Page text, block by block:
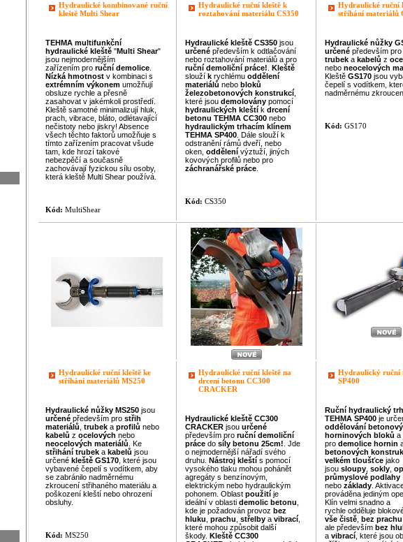
Hydraulické kombinované ruční
kleště Multi Shear
TEHMA multifunkční
hydraulické kleště "Multi Shear"
jsou nejmodernějším
zařízením pro ruční demolice
Nízká hmotnost v kombinaci s
extrémním výkonem umožňují
obsluze rychle a přesně
zasahovat v jakémkoli prostředí.
Kleště samotné minimalizují hluk,
prach, vibrace, bláto, odlétavající
nečistoty nebo jiskry! Absence
všech těchto faktorů umožňuje s
tímto zařízením pracovat všude
tam, kde hrozí takové
nebezpěčí a současně
zachovávají fyzickou sílu osoby,
která kleště Multi Shear používá.
Kód: MultiShear
Hydraulické ruční kleště k
roztahování materiálu CS350
Hydraulické kleště CS350 jsou
určené především k odtlačování
nebo roztahování materiálů a pro
ruční demoliční práce! Kleště
slouží k rychlému oddělení
materiálů nebo bloků
železobetonových konstrukcí
které jsou demolovány pomocí
hydraulických kleští k drcení
betonu TEHMA CC300 nebo
hydraulickým trhacím klínem
TEHMA SP400 . Dále slouží k
odstranění rámů dveří, nebo
oken, oddělení výztuží, jiných
kovových profilů nebo pro
záchranářské práce
Kód: CS350
Hydraulické ruční
stříhání materiálů
Hydraulické nůžky
určené především pro
trubek a kabelů z
nebo neocelových
Kleště GS170 jsou
čepelí s vodítkem,
nadměrnému
Kód: GS170
Hydraulické ruční kleště ke
stříhání materiálů MS250
Hydraulické nůžky MS250 jsou
určené především pro střih
materiálů trubek a profilů nebo
kabelů z ocelových nebo
neocelových materiálů Ke
střihání trubek a kabelů jsou
určené kleště GS170 , které jsou
vybavené čepelí s vodítkem, aby
se zabránilo nadměrnému
zkroucení střihaného materiálu a
poškození kleští nebo ohrození
obsluhy.
Kód: MS250
Hydraulické ruční kleště na
drcení betonu CC300
CRACKER
Hydraulické kleště CC300
CRACKER jsou určené
především pro ruční demoliční
práce do síly betonu 25cm! . Jde
o nejmodernější nářadí svého
druhu. Nástroj kleští s pomocí
vysokého tlaku mohou pohánět
agregáty s benzínovým,
elektrickým nebo hydraulickým
pohonem. Oblast použití je
ideální v oblasti demolic betonu
kde je požadován provoz bez
hluku prachu střelby a vibrací
které mohou způsobit další
škody. Kleště CC300
Hydraulický ruční
SP400
Ruční hydraulický
TEHMA SP400 je
oddělování
horninových bloků a
pro demolice hornin
betonových
velkém tloušťce jako
jsou sloupy sokly
průmyslové podlahy
nebo základy
prováděna jediným
Klín velmi snadno a
rychle odděluje
vše čistě bez prachu
ale především bez
a vibrací , které jsou